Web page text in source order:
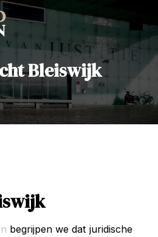
Bleiswijk
begrijpen we dat juridische